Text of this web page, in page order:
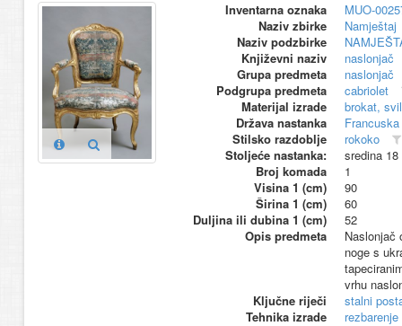
Inventarna oznaka
MUO-
Naziv zbirke
Namještaj
Naziv podzbirke
Književni naziv
naslonjač
Grupa predmeta
naslonjač
Podgrupa predmeta
cabriolet
Materijal izrade
brokat,
Država nastanka
Francuska
Stilsko razdoblje
rokoko
Stoljeće nastanka:
sredina 18
Broj komada
1
Visina 1 (cm)
90
Širina 1 (cm)
60
Duljina ili dubina 1 (cm)
52
Opis predmeta
Naslonjač
noge s
vrhu
Ključne riječi
stalni
Tehnika izrade
rezbarenje